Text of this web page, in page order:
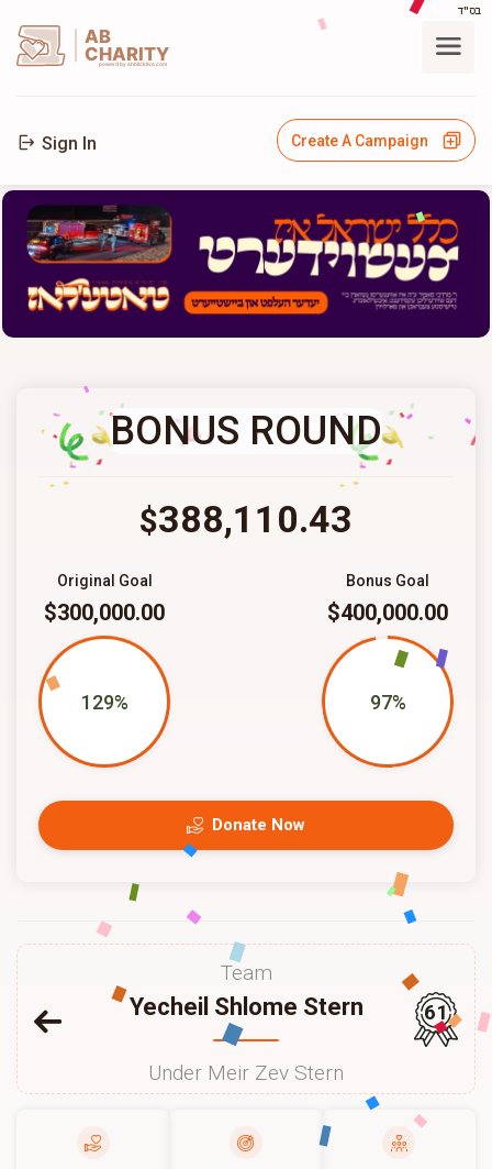
בס"ד
AB
CHARITY
powerd by ahblicklive.com
Sign In Create A Campaign
BONUS ROUND
$388,110.43
Bonus Goal
$400,000.00
97%
Original Goal
$300,000.00
129%
Donate Now
Team
Yecheil Shlome Stern
Under Meir Zev Stern
61